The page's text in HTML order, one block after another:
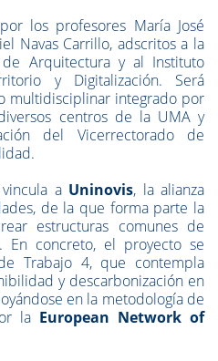
los profesores María José
Navas Carrillo, adscritos a la
de Arquitectura y al Instituto
y Digitalización. Será
multidisciplinar integrado por
centros de la UMA y
del Vicerrectorado de
a Uninovis, la alianza
de la que forma parte la
estructuras comunes de
En concreto, el proyecto se
Trabajo 4, que contempla
y descarbonización en
en la metodología de
la European Network of